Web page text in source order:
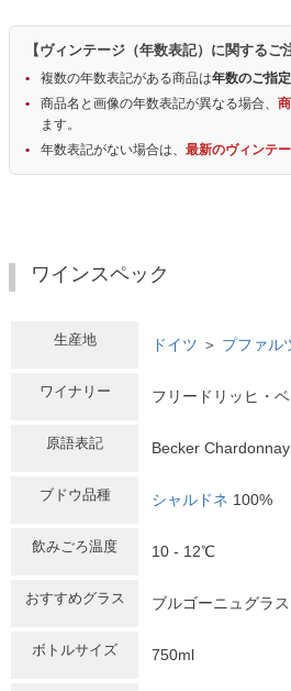
【ヴィンテージ（年数表記）に関するご
複数の年数表記がある商品は年数のご指
商品名と画像の年数表記が異なる場合、
ます。
年数表記がない場合は、 最新のヴィンテ
ワインスペック
生産地 ドイツ ＞ プファル
ワイナリー フリードリッヒ・
原語表記 Becker
ブドウ品種 シャルドネ 100%
飲みごろ温度 10 - 12℃
おすすめグラス ブルゴーニュグラス
ボトルサイズ 750ml